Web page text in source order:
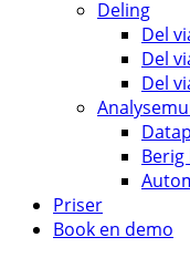
Deling
Del
Del
Del
Priser
Book en demo